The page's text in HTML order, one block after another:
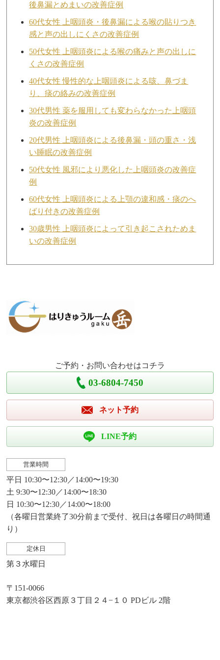
後鼻漏とめまいの改善症例
60代女性 上咽頭炎・後鼻漏による喉の貼りつき
感と声の出しにくさの改善症例
50代女性 上咽頭炎による喉の痛みと声の出しに
くさの改善症例
40代女性 慢性的な上咽頭炎による咳、鼻づま
り、痰の絡みの改善症例
30代男性 薬を服用しても変わらなかった上咽頭
炎の改善症例
20代男性 上咽頭炎による後鼻漏・頭の重さ・浅
い睡眠の改善症例
50代女性 風邪により悪化した上咽頭炎の改善症
例
60代女性 上咽頭炎による上顎の違和感・痰のへ
ばり付きの改善症例
30歳男性 上咽頭炎によって引き起こされためま
いの改善症例
ご予約・お問い合わせはコチラ
03-6804-7450
ネット予約
LINE予約
営業時間
平日 10:30〜12:30／14:00〜19:30
土 9:30〜12:30／14:00〜18:30
日 10:30〜12:30／14:00〜18:00
（各曜日営業終了30分前まで受付、祝日は各曜日の時間通
り）
定休日
第３水曜日
〒151-0066
東京都渋谷区西原３丁目２４−１０ PDビル 2階